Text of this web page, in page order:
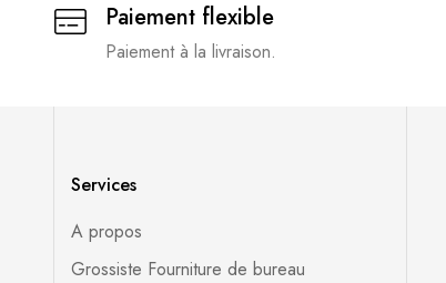
Paiement flexible
Paiement à la livraison.
Services
A propos
Grossiste Fourniture de bureau